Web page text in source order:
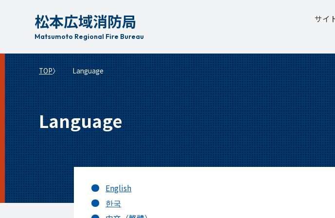
動
松本広域消防局
Matsumoto Regional Fire Bureau
サイ
TOP Language
Language
English
한국